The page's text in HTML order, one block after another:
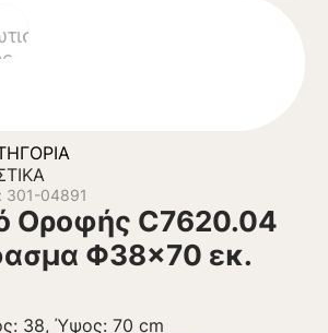
301-04891
Οροφής C7620.04
Φ38×70 εκ.
38, Ύψος: 70 cm